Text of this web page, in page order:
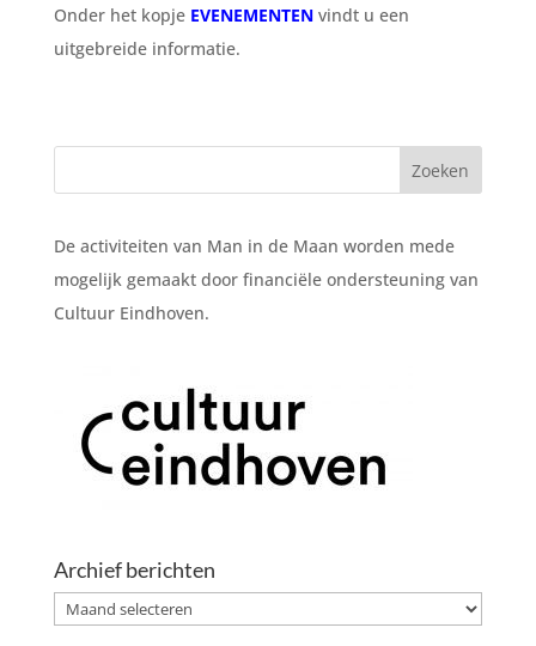
Onder het kopje EVENEMENTEN vindt u een
uitgebreide informatie.
De activiteiten van Man in de Maan worden mede
mogelijk gemaakt door financiële ondersteuning van
Cultuur Eindhoven.
Archief berichten
Archief